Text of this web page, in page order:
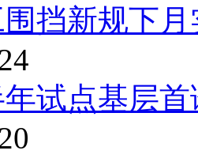
挡新规下
试点基层